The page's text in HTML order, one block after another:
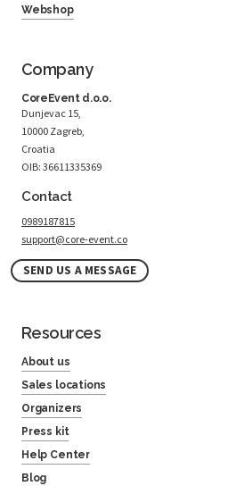
Webshop
Company
CoreEvent d.o.o.
Dunjevac 15,
10000 Zagreb,
Croatia
OIB: 36611335369
Contact
0989187815
support@core-event.co
SEND US A MESSAGE
Resources
About us
Sales locations
Organizers
Press kit
Help Center
Blog